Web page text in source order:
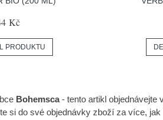
Kč
PRODUKTU
Bohemsca- tento artikl objednávejte
si do své objednávky zboží za více,